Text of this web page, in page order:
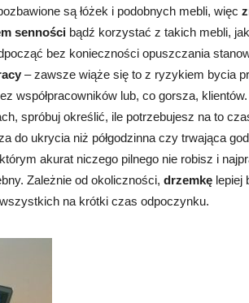
są łóżek i podobnych mebli, więc
senności bądź korzystać z takich mebli,
bez konieczności opuszczania
– zawsze wiąże się to z ryzykiem bycia
współpracowników lub, co gorsza,
spróbuj określić, ile potrzebujesz na to
do ukrycia niż półgodzinna czy trwająca
akurat niczego pilnego nie robisz i
Zależnie od okoliczności, drzemkę lepiej
na krótki czas odpoczynku.